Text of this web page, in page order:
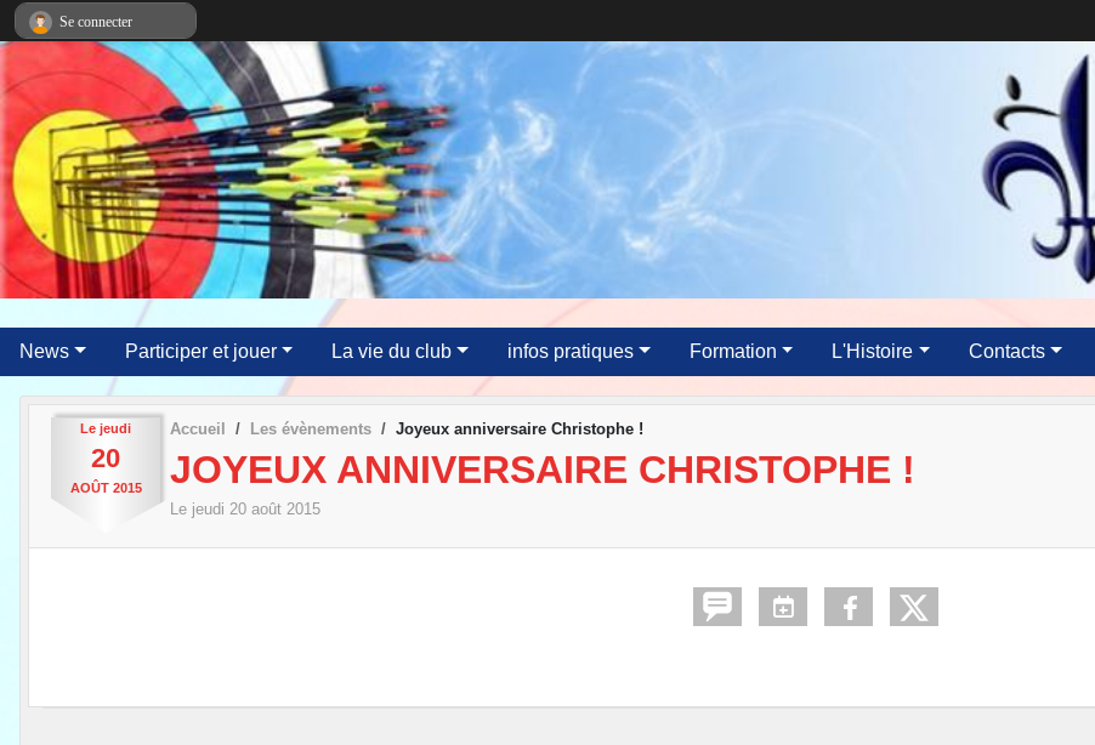
News Participer et jouer La vie du club infos pratiques Formation L'Histoire Contacts
Le jeudi
20
AOÛT 2015
Accueil Les évènements Joyeux anniversaire Christophe !
JOYEUX ANNIVERSAIRE CHRISTOPHE !
Le jeudi 20 août 2015
Se connecter
Panneau de gestion des cookies